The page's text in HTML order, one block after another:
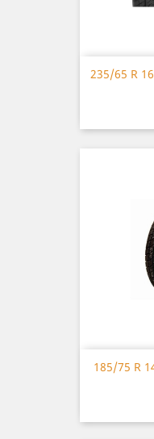
235/65 R
185/75 R